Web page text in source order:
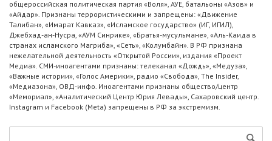
общероссийская политическая партия «Воля», АУЕ, батальоны «Азов» и
«Айдар». Признаны террористическими и запрещены: «Движение
Талибан», «Имарат Кавказ», «Исламское государство» (ИГ, ИГИЛ),
Джебхад-ан-Нусра, «АУМ Синрике», «Братья-мусульмане», «Аль-Каида в
странах исламского Магриба», «Сеть», «Колумбайн». В РФ признана
нежелательной деятельность «Открытой России», издания «Проект
Медиа». СМИ-иноагентами признаны: телеканал «Дождь», «Медуза»,
«Важные истории», «Голос Америки», радио «Свобода», The Insider,
«Медиазона», ОВД-инфо. Иноагентами признаны общество/центр
«Мемориал», «Аналитический Центр Юрия Левады», Сахаровский центр.
Instagram и Facebook (Metа) запрещены в РФ за экстремизм.